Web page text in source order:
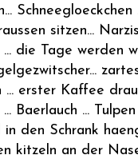
Schneegloeckchen
sitzen...
... die Tage werden
... erster Kaffee
Baerlauch ... Tulpen
den Schrank
kitzeln an der